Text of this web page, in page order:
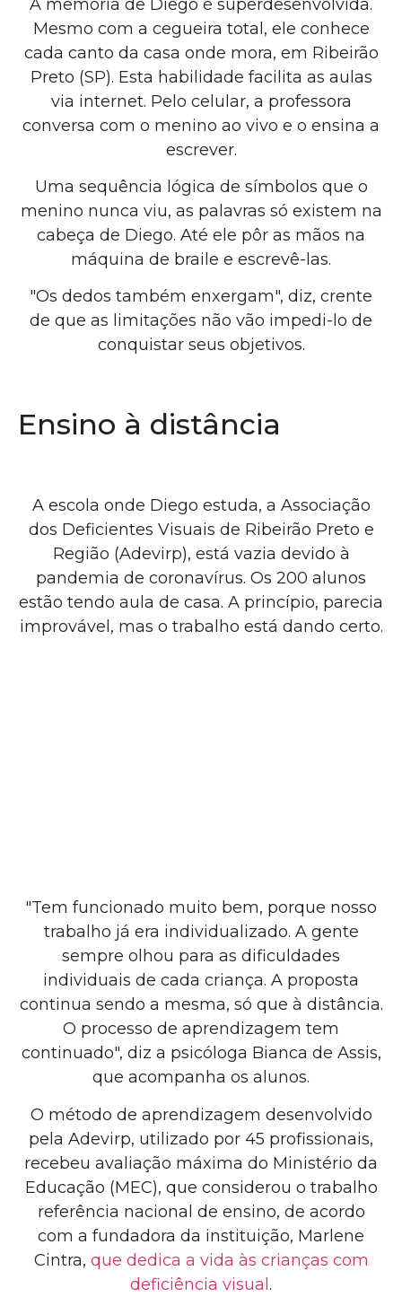
A memória de Diego é superdesenvolvida.
Mesmo com a cegueira total, ele conhece
cada canto da casa onde mora, em Ribeirão
Preto (SP). Esta habilidade facilita as aulas
via internet. Pelo celular, a professora
conversa com o menino ao vivo e o ensina a
escrever.
Uma sequência lógica de símbolos que o
menino nunca viu, as palavras só existem na
cabeça de Diego. Até ele pôr as mãos na
máquina de braile e escrevê-las.
"Os dedos também enxergam", diz, crente
de que as limitações não vão impedi-lo de
conquistar seus objetivos.
Ensino à distância
A escola onde Diego estuda, a Associação
dos Deficientes Visuais de Ribeirão Preto e
Região (Adevirp), está vazia devido à
pandemia de coronavírus. Os 200 alunos
estão tendo aula de casa. A princípio, parecia
improvável, mas o trabalho está dando certo.
"Tem funcionado muito bem, porque nosso
trabalho já era individualizado. A gente
sempre olhou para as dificuldades
individuais de cada criança. A proposta
continua sendo a mesma, só que à distância.
O processo de aprendizagem tem
continuado", diz a psicóloga Bianca de Assis,
que acompanha os alunos.
O método de aprendizagem desenvolvido
pela Adevirp, utilizado por 45 profissionais,
recebeu avaliação máxima do Ministério da
Educação (MEC), que considerou o trabalho
referência nacional de ensino, de acordo
com a fundadora da instituição, Marlene
Cintra, que dedica a vida às crianças com
deficiência visual .